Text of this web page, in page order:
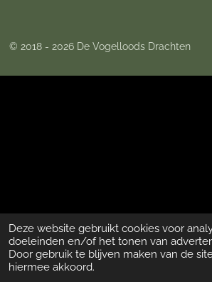
Deze website gebruikt cookies voor
doeleinden en/of het tonen van
Door gebruik te blijven maken van de
hiermee akkoord.
© 2018 - 2026 De Vogelloods Drachten